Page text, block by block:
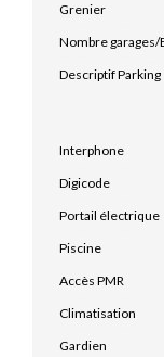
Grenier
Nombre garages/
Descriptif Parking
Interphone
Digicode
Portail électrique
Piscine
Accès PMR
Climatisation
Gardien